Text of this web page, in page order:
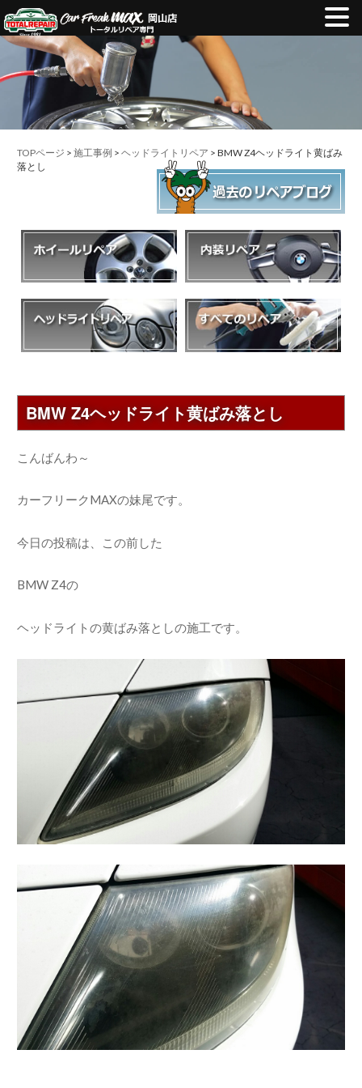
TOPページ >施工事例 >ヘッドライトリペア > BMW Z4ヘッドライト黄ばみ
落とし
BMW Z4ヘッドライト黄ばみ落とし
こんばんわ～
カーフリークMAXの妹尾です。
今日の投稿は、この前した
BMW Z4の
ヘッドライトの黄ばみ落としの施工です。